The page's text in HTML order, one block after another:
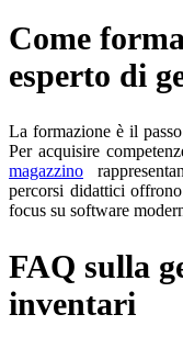
Come
esperto di
La formazione è il
Per acquisire
magazzino
percorsi didattici
focus su software
FAQ sulla
inventari